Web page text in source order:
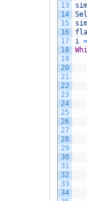
13
14
15
16
17
18
19
20
21
22
23
24
25
26
27
28
29
30
31
32
33
34
sim
sim
i
=